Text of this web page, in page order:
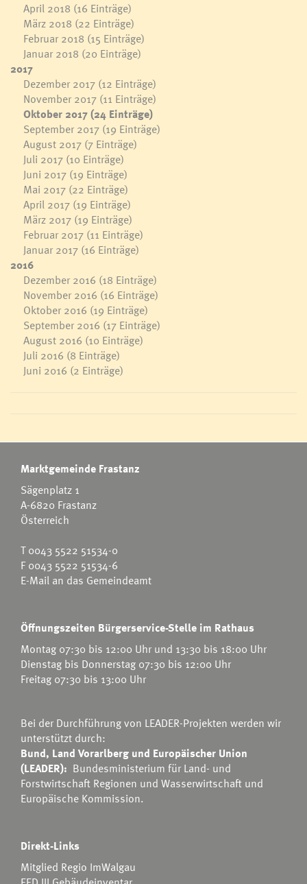
April 2018 (16 Einträge)
März 2018 (22 Einträge)
Februar 2018 (15 Einträge)
Januar 2018 (20 Einträge)
2017
Dezember 2017 (12 Einträge)
November 2017 (11 Einträge)
Oktober 2017(24 Einträge)
September 2017 (19 Einträge)
August 2017 (7 Einträge)
Juli 2017 (10 Einträge)
Juni 2017 (19 Einträge)
Mai 2017 (22 Einträge)
April 2017 (19 Einträge)
März 2017 (19 Einträge)
Februar 2017 (11 Einträge)
Januar 2017 (16 Einträge)
2016
Dezember 2016 (18 Einträge)
November 2016 (16 Einträge)
Oktober 2016 (19 Einträge)
September 2016 (17 Einträge)
August 2016 (10 Einträge)
Juli 2016 (8 Einträge)
Juni 2016 (2 Einträge)
Marktgemeinde Frastanz
Sägenplatz 1
A-6820 Frastanz
Österreich
T0043 5522 51534-0
F 0043 5522 51534-6
E-Mail an das Gemeindeamt
Öffnungszeiten Bürgerservice-Stelle im Rathaus
Montag 07:30 bis 12:00 Uhr und 13:30 bis 18:00 Uhr
Dienstag bis Donnerstag 07:30 bis 12:00 Uhr
Freitag 07:30 bis 13:00 Uhr
Bei der Durchführung von LEADER-Projekten werden wir
unterstützt durch:
Bund, Land Vorarlberg und Europäischer Union
(LEADER): Bundesministerium für Land- und
Forstwirtschaft Regionen und Wasserwirtschaft und
Europäische Kommission.
Direkt-Links
Mitglied Regio ImWalgau